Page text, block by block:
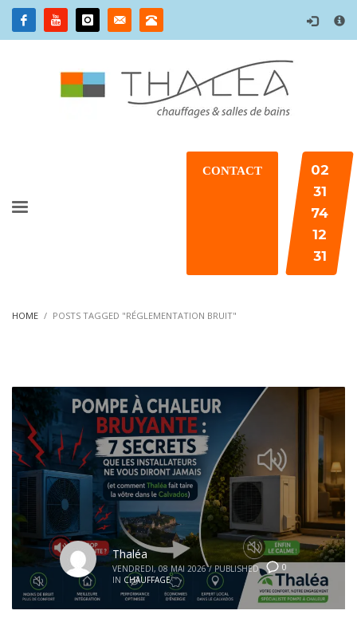
×
CONTACT
02
31
74
12
31
HOME POSTS TAGGED "RÉGLEMENTATION BRUIT"
0
Thaléa
VENDREDI, 08 MAI 2026 / PUBLISHED
IN CHAUFFAGE